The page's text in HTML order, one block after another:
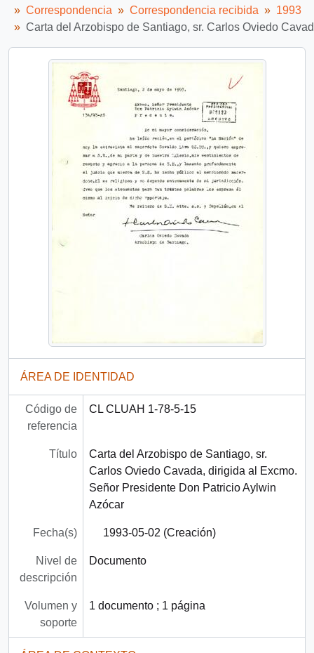
Correspondencia
Correspondencia recibida
1993
Carta del Arzobispo de Santiago, sr. Carlos Oviedo
ÁREA DE IDENTIDAD
Código de
referencia
CL CLUAH 1-78-5-15
Título
Carta del Arzobispo de Santiago, sr.
Carlos Oviedo Cavada, dirigida al Excmo.
Señor Presidente Don Patricio Aylwin
Azócar
Fecha(s) 1993-05-02 (Creación)
Nivel de
descripción
Documento
Volumen y
soporte
1 documento ; 1 página